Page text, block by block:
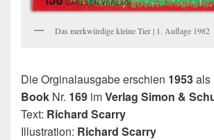
Das merkwürdige kleine Tier | 1. Auflage 1982
Die Orginalausgabe erschien 1953als
Book Nr. 169 imVerlag Simon &
Text: Richard Scarry
Illustration: Richard Scarry